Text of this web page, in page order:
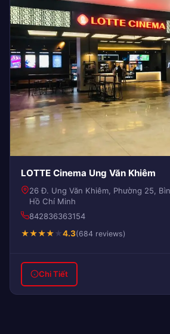
LOTTE Cinema Ung Văn Khiêm
26 Đ. Ung Văn Khiêm, Phường 25,
Hồ Chí Minh
842836363154
★★★★★4.3(684 reviews)
Chi Tiết